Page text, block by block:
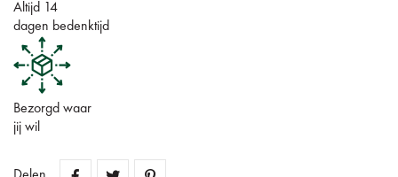
Altijd 14
dagen bedenktijd
Bezorgd waar
jij wil